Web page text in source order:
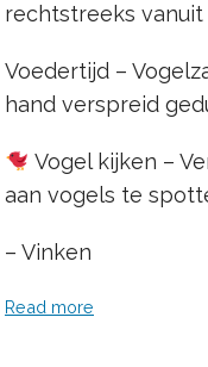
rechtstreeks vanuit
Voedertijd –
hand verspreid
Vogel kijken –
aan vogels te
– Vinken
Read more